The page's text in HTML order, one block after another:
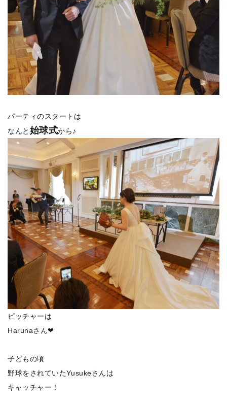
パーティのスタートは
なんと 始球式から♪
ピッチャーは
Harunaさん❤
子どもの頃
野球をされていたYusukeさんは
キャッチャー！